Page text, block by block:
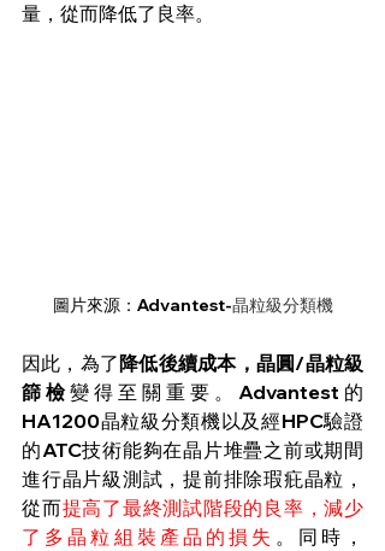
量，從而降低了良率。
圖片來源：Advantest-晶粒級分類機
因此，為了降低後續成本，晶圓/晶粒級
篩檢變得至關重要。Advantest的
HA1200晶粒級分類機以及經HPC驗證
的ATC技術能夠在晶片堆疊之前或期間
進行晶片級測試，提前排除瑕疪晶粒，
從而提高了最終測試階段的良率，減少
了多晶粒組裝產品的損失 。同時，